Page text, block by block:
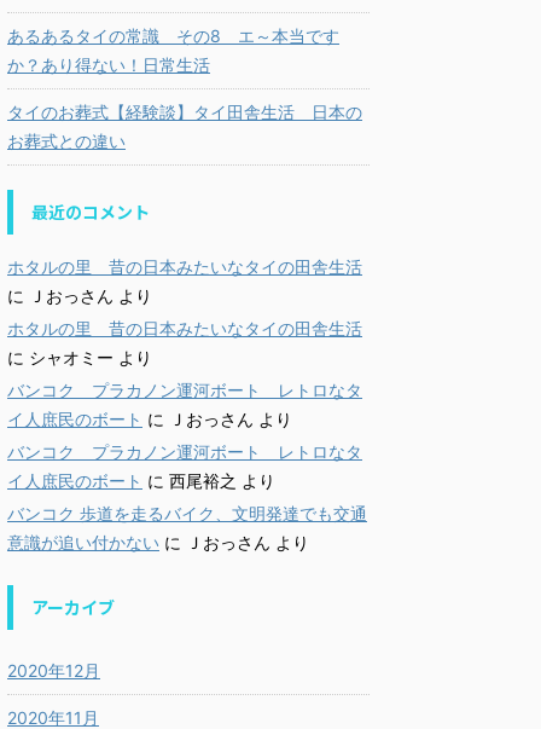
あるあるタイの常識 その8 エ～本当です
か？あり得ない！日常生活
タイのお葬式【経験談】タイ田舎生活 日本の
お葬式との違い
最近のコメント
ホタルの里 昔の日本みたいなタイの田舎生活
に
Ｊおっさん より
ホタルの里 昔の日本みたいなタイの田舎生活
に シャオミー より
バンコク プラカノン運河ボート レトロなタ
イ人庶民のボート に Ｊおっさん より
バンコク プラカノン運河ボート レトロなタ
イ人庶民のボート に 西尾裕之 より
バンコク 歩道を走るバイク、文明発達でも交通
意識が追い付かない に Ｊおっさん より
アーカイブ
2020年12月
2020年11月